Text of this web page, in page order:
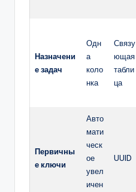
Назначени
е задач
Одн
а
коло
нка
Связу
ющая
табли
ца
Первичны
е ключи
Авто
мати
ческ
ое
увел
ичен
UUID